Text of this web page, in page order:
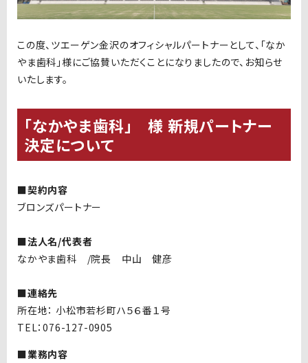
この度、ツエーゲン金沢のオフィシャルパートナーとして、「なか
やま歯科」様にご協賛いただくことになりましたので、お知らせ
いたします。
「なかやま歯科」 様 新規パートナー
決定について
■契約内容
ブロンズパートナー
■法人名/代表者
なかやま歯科 /院長 中山 健彦
■連絡先
所在地： 小松市若杉町ハ５６番１号
TEL：076-127-0905
■業務内容